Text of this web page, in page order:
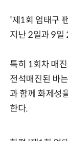
'제1회 엄태구
지난 2일과 9일
특히 1회차 매
전석매진된 바
과 함께 화제성
한다.